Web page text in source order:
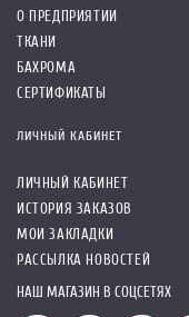
О ПРЕДПРИЯТИИ
ТКАНИ
БАХРОМА
СЕРТИФИКАТЫ
ЛИЧНЫЙ КАБИНЕТ
ЛИЧНЫЙ КАБИНЕТ
ИСТОРИЯ ЗАКАЗОВ
МОИ ЗАКЛАДКИ
РАССЫЛКА НОВОСТЕЙ
НАШ МАГАЗИН В СОЦСЕТЯХ